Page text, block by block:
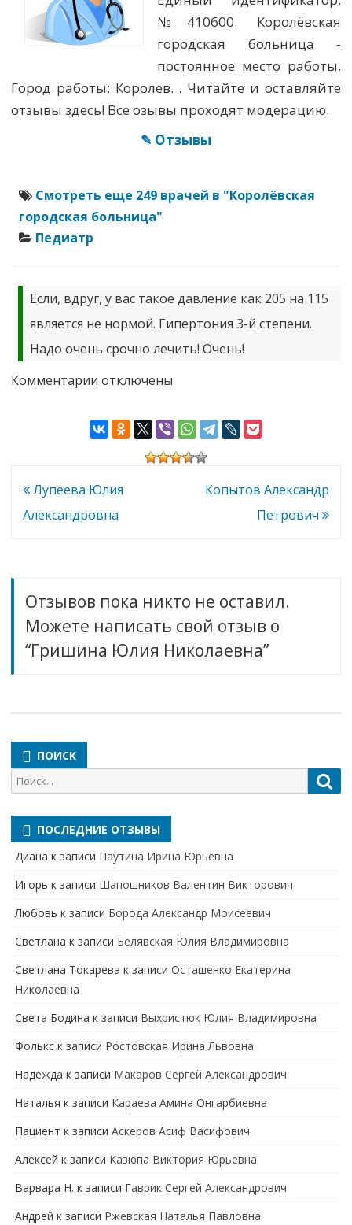
№410600. Королёвская
городская больница -
постоянное место работы.
Город работы: Королев. . Читайте и оставляйте
отзывы здесь! Все озывы проходят модерацию.
✎ Отзывы
Смотреть еще 249 врачей в "Королёвская
городская больница"
Педиатр
Если, вдруг, у вас такое давление как 205 на 115
является не нормой. Гипертония 3-й степени.
Надо очень срочно лечить! Очень!
Комментарии к
Юлия
Николаевна
отключены
Навигация
по
Лупеева Юлия
Александровна
Копытов Александр
Петрович
Отзывов пока никто не оставил.
Можете написать свой отзыв о
“Гришина Юлия Николаевна”
ПОИСК
Поиск
для:
ПОСЛЕДНИЕ ОТЗЫВЫ
Диана к записи Паутина Ирина Юрьевна
Игорь к записи Шапошников Валентин Викторович
Любовь к записи Борода Александр Моисеевич
Светлана к записи Белявская Юлия Владимировна
Cветлана Токарева к записи Осташенко Екатерина
Николаевна
Света Бодина к записи Выхристюк Юлия Владимировна
Фолькс к записи Ростовская Ирина Львовна
Надежда к записи Макаров Сергей Александрович
Наталья к записи Караева Амина Онгарбиевна
Пациент к записи Аскеров Асиф Васифович
Алексей к записи Казюпа Виктория Юрьевна
Варвара Н. к записи Гаврик Сергей Александрович
Андрей к записи Ржевская Наталья Павловна